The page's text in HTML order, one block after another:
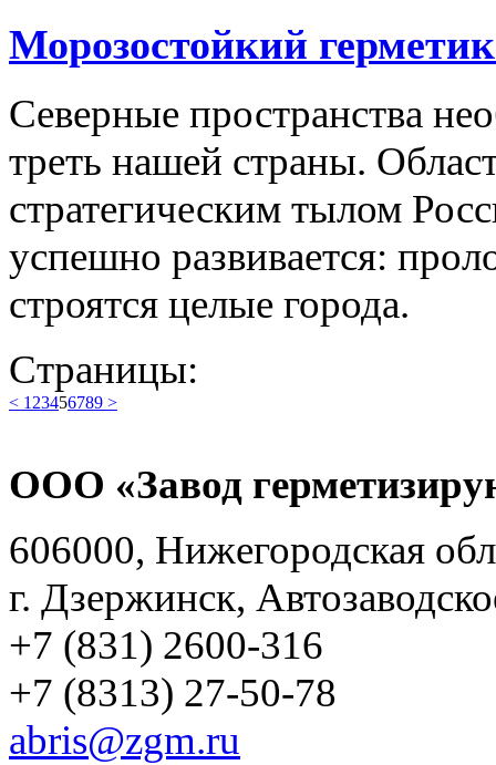
Морозостойкий
Северные пространства
треть нашей страны.
стратегическим тылом
успешно развивается:
строятся целые города.
Страницы:
< 1 23456789 >
ООО «Завод
606000, Нижегородская
г. Дзержинск,
+7 (831) 2600-316
+7 (8313) 27-50-78
abris@zgm.ru